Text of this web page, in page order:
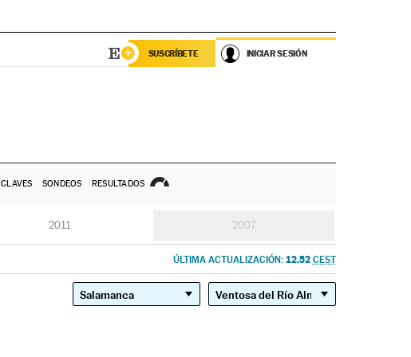
SUSCRÍBETE INICIAR SESIÓN
CLAVES SONDEOS RESULTADOS
2011 2007
ÚLTIMA ACTUALIZACIÓN: 12.52 CEST